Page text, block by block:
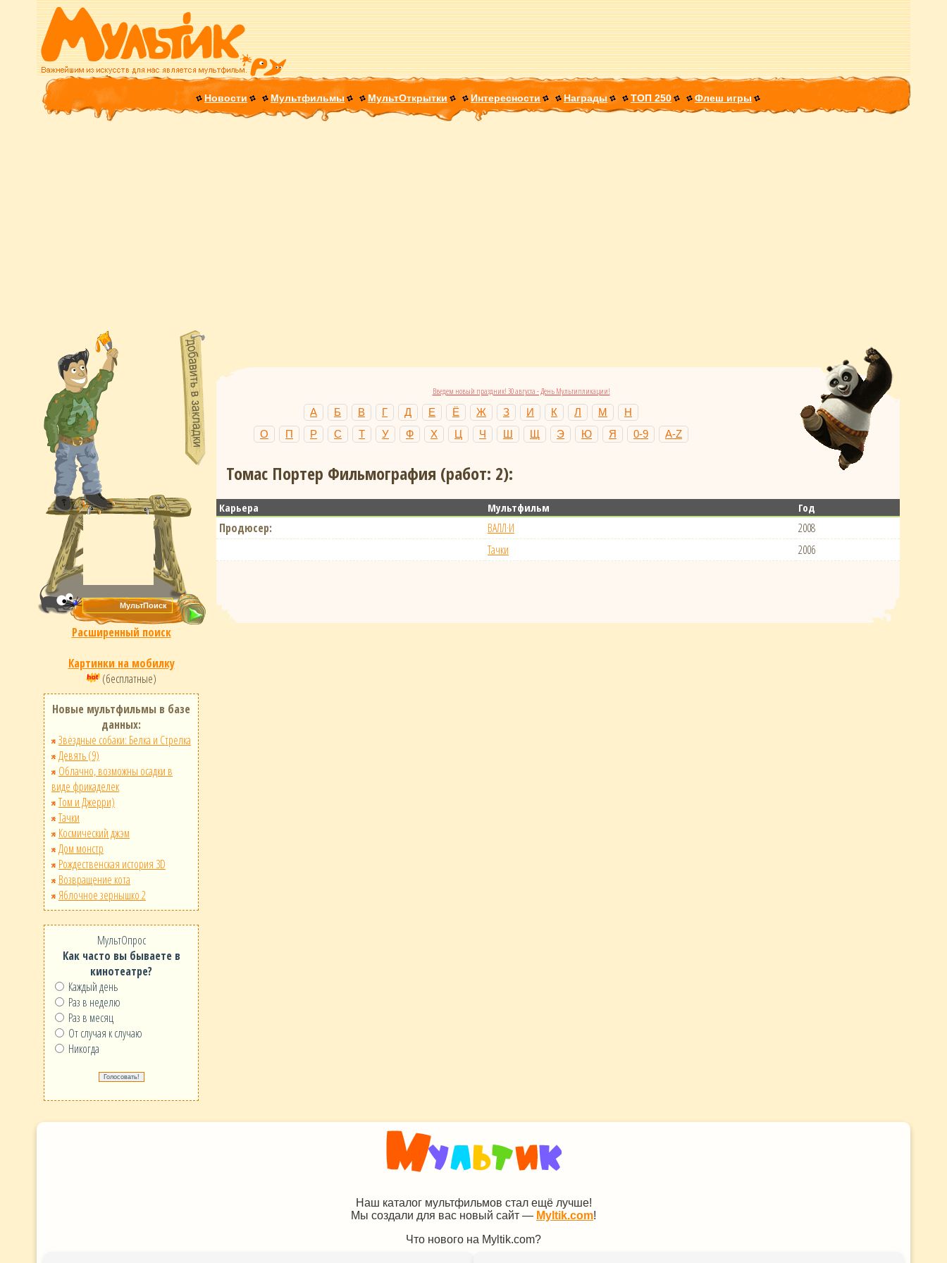
Новости Мультфильмы МультОткрытки Интересности Награды ТОП 250 Флеш игры
Расширенный поиск
Картинки на мобилку
(бесплатные)
Новые мультфильмы в базе
данных:
Звёздные собаки: Белка и Стрелка
Девять (9)
Облачно, возможны осадки в
виде фрикаделек
Том и Джерри)
Тачки
Космический джэм
Дом монстр
Рождественская история 3D
Возвращение кота
Яблочное зернышко 2
МультОпрос
Как часто вы бываете в
кинотеатре?
Каждый день
Раз в неделю
Раз в месяц
От случая к случаю
Никогда
Введем новый праздник! 30 августа - День Мультипликации!
А Б В Г Д Е Ё Ж З И К Л М
Н
О
П Р С Т У Ф Х Ц Ч Ш Щ Э Ю Я 0-9 A-Z
Томас Портер Фильмография (работ: 2):
Карьера Мультфильм Год
Продюсер: ВАЛЛ·И
2008
Тачки
2006
Наш каталог мультфильмов стал ещё лучше!
Мы создали для вас новый сайт — Myltik.com!
Что нового на Myltik.com?